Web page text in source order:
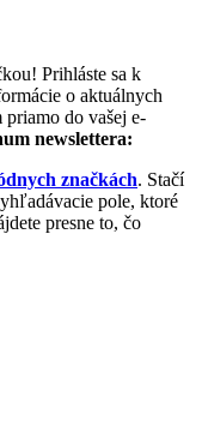
Prihláste sa k
o aktuálnych
do vašej e-
newslettera:
značkách. Stačí
pole, ktoré
presne to, čo